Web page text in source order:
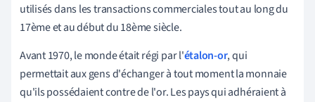
utilisés dans les transactions commerciales tout au long du
17ème et au début du 18ème siècle.
Avant 1970, le monde était régi par l'étalon-or, qui
permettait aux gens d'échanger à tout moment la monnaie
qu'ils possédaient contre de l'or. Les pays qui adhéraient à